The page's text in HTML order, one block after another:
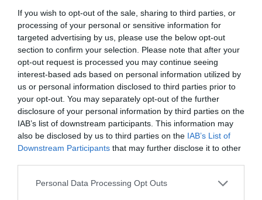
If you wish to opt-out of the sale, sharing to third parties, or
processing of your personal or sensitive information for
targeted advertising by us, please use the below opt-out
section to confirm your selection. Please note that after your
opt-out request is processed you may continue seeing
interest-based ads based on personal information utilized by
us or personal information disclosed to third parties prior to
your opt-out. You may separately opt-out of the further
disclosure of your personal information by third parties on the
IAB’s list of downstream participants. This information may
also be disclosed by us to third parties on the IAB’s List of
Downstream Participants that may further disclose it to other
Personal Data Processing Opt Outs
τον Ρόθκο»MarcelloBarison, Επίκουρος Καθηγητής Free
University of Bozen-Bolzano
«Ο Καλλιτέχνης στα Άκρα»Βαρβάρα Κ. Κονδύλη,
Επίκουρη Καθηγήτρια Hellenic American
College/Hellenic American University
«Ο Ρόθκο Παρακολουθεί τον Λογγίνο καθώς Φωτίζει
την Ανηφόρα του Υψηλού» Φαίη Τζανετουλάκου, Δρ
Ιστορίας της Τέχνης, Μεταδιδακτορική Ερευνήτρια,
Πανεπιστήμιο Θεσσαλίας
16:00 – 16:30“Whose ArtIsIt? Power and Art”